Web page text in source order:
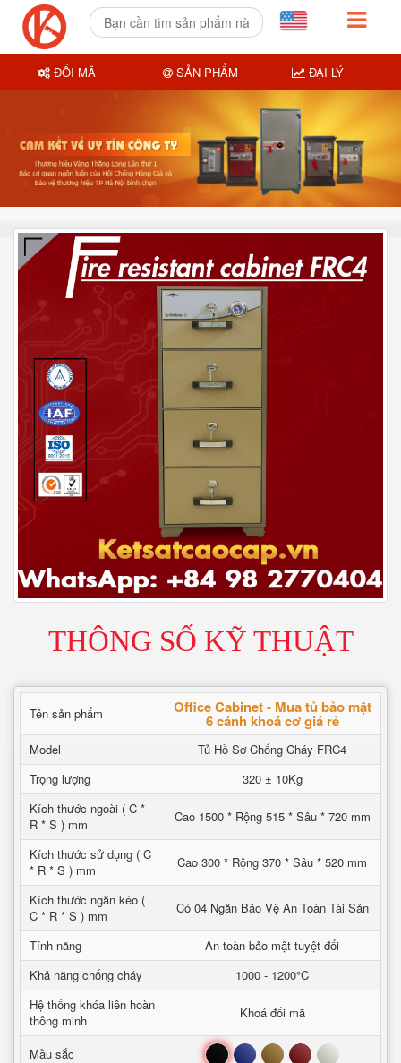
THÔNG SỐ KỸ THUẬT
Tên sản phẩm Office Cabinet - Mua tủ bảo mật
6 cánh khoá cơ giá rẻ
Model
Tủ Hồ Sơ Chống Cháy FRC4
Trọng lượng
320 ± 10Kg
Kích thước ngoài ( C *
R * S ) mm
Cao 1500 * Rộng 515 * Sâu * 720 mm
Kích thước sử dụng ( C
* R * S ) mm
Cao 300 * Rộng 370 * Sâu * 520 mm
Kích thước ngăn kéo (
C * R * S ) mm
Có 04 Ngăn Bảo Vệ An Toàn Tài Sản
Tính năng
An toàn bảo mật tuyệt đối
Khả năng chống cháy
1000 - 1200°C
Hệ thống khóa liên hoàn
thông minh
Khoá đổi mã
Mầu sắc Đen Xanh Nâu Đỏ Trắng
ĐỔI MÃ SẢN PHẨM ĐẠI LÝ